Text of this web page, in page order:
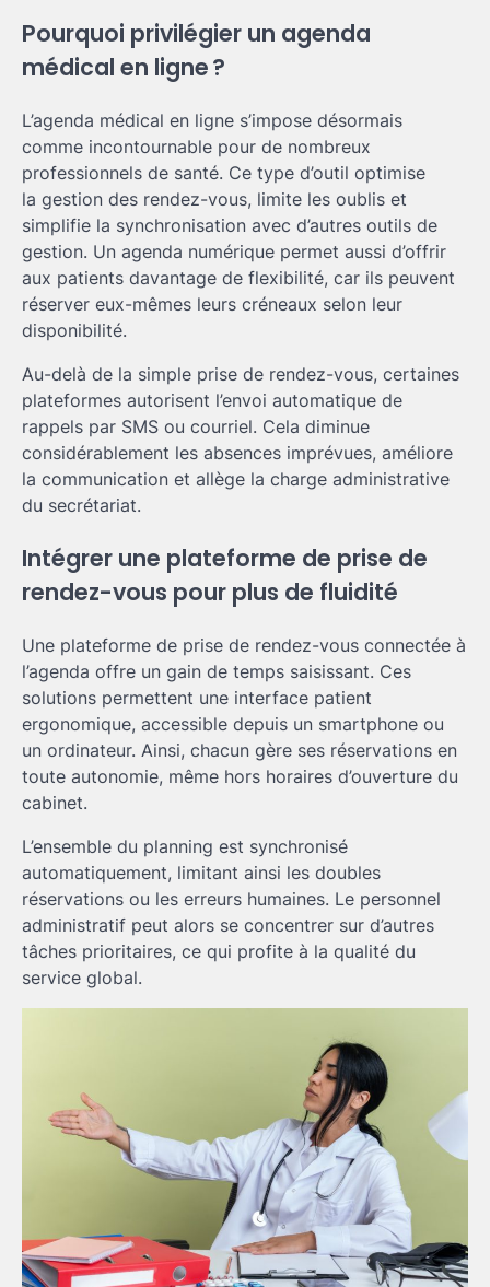
Pourquoi privilégier un agenda
médical en ligne ?
L’agenda médical en ligne s’impose désormais
comme incontournable pour de nombreux
professionnels de santé. Ce type d’outil optimise
la gestion des rendez-vous, limite les oublis et
simplifie la synchronisation avec d’autres outils de
gestion. Un agenda numérique permet aussi d’offrir
aux patients davantage de flexibilité, car ils peuvent
réserver eux-mêmes leurs créneaux selon leur
disponibilité.
Au-delà de la simple prise de rendez-vous, certaines
plateformes autorisent l’envoi automatique de
rappels par SMS ou courriel. Cela diminue
considérablement les absences imprévues, améliore
la communication et allège la charge administrative
du secrétariat.
Intégrer une plateforme de prise de
rendez-vous pour plus de fluidité
Une plateforme de prise de rendez-vous connectée à
l’agenda offre un gain de temps saisissant. Ces
solutions permettent une interface patient
ergonomique, accessible depuis un smartphone ou
un ordinateur. Ainsi, chacun gère ses réservations en
toute autonomie, même hors horaires d’ouverture du
cabinet.
L’ensemble du planning est synchronisé
automatiquement, limitant ainsi les doubles
réservations ou les erreurs humaines. Le personnel
administratif peut alors se concentrer sur d’autres
tâches prioritaires, ce qui profite à la qualité du
service global.